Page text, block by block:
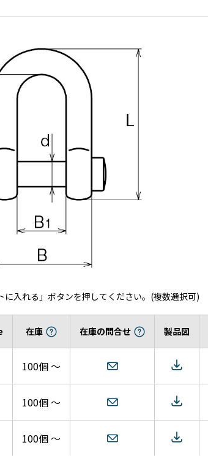
入れる」ボタンを押してください。(複数選択可)
在庫
100個 ～
100個 ～
100個 ～
在庫の問合せ 製品図